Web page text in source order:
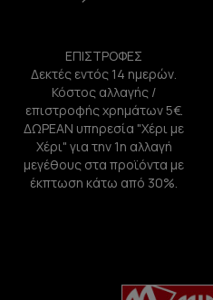
ΕΠΙΣΤΡΟΦΕΣ
Δεκτές εντός 14 ημερών.
Κόστος αλλαγής /
επιστροφής χρημάτων 5€.
ΔΩΡΕΑΝ υπηρεσία "Χέρι με
Χέρι" για την 1η αλλαγή
μεγέθους στα προϊόντα με
έκπτωση κάτω από 30%.